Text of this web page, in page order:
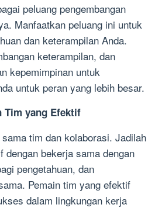
peluang pengembangan
Manfaatkan peluang ini untuk
dan keterampilan Anda.
keterampilan, dan
kepemimpinan untuk
untuk peran yang lebih besar.
Tim yang Efektif
tim dan kolaborasi. Jadilah
dengan bekerja sama dengan
pengetahuan, dan
Pemain tim yang efektif
dalam lingkungan kerja